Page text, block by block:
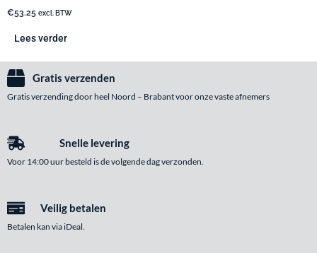
€53.25 excl. BTW
Lees verder
Gratis verzenden
Gratis verzending door heel Noord – Brabant voor onze vaste afnemers
Snelle levering
Voor 14:00 uur besteld is de volgende dag verzonden.
Veilig betalen
Betalen kan via iDeal.